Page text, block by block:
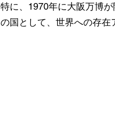
特に、1970年に大阪万博
の国として、世界への存在